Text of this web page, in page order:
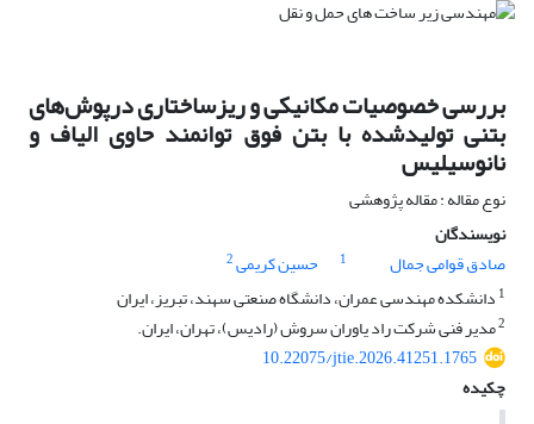
بررسی خصوصیات مکانیکی و ریزساختاری درپوش‌های
‌بتنی‌ تولید‌شده با بتن فوق توانمند حاوی الیاف و
نانوسیلیس
نوع مقاله : مقاله پژوهشی
نویسندگان
صادق قوامی جمال
1 حسین کریمی2
1 دانشکده مهندسی عمران، دانشگاه صنعتی سهند، تبریز، ایران
2مدیر فنی شرکت راد یاوران سروش (رادیس)، تهران، ایران.
10.22075/jtie.2026.41251.1765
چکیده